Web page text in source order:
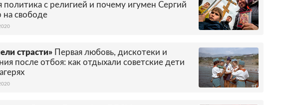
политика с религией и почему игумен Сергий
на свободе
страсти» Первая любовь, дискотеки и
после отбоя: как отдыхали советские дети